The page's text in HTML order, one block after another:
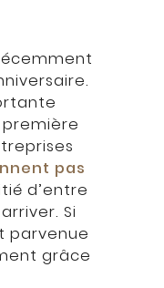
première
pas
d’entre
Si
parvenue
grâce